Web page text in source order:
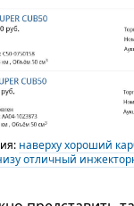
наверху хороший
отличный